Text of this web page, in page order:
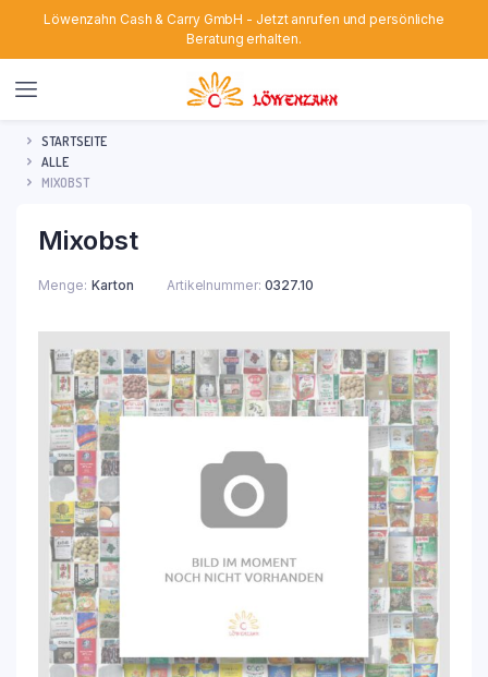
Löwenzahn Cash & Carry GmbH - Jetzt anrufen und persönliche
Beratung erhalten.
STARTSEITE
ALLE
MIXOBST
Mixobst
Menge Karton Artikelnummer: 0327.10